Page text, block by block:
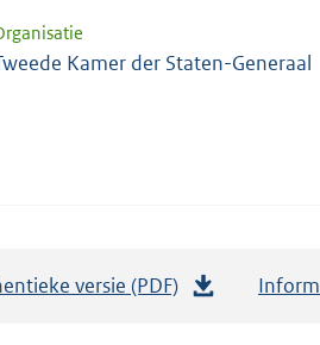
Kamer der Staten-Generaal
versie (PDF)